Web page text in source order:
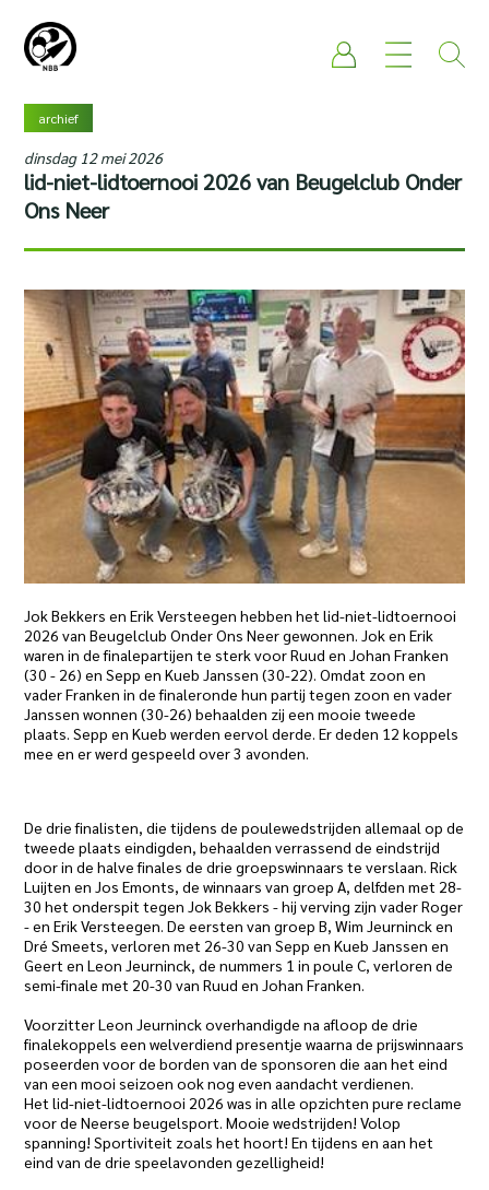
archief
dinsdag 12 mei 2026
lid-niet-lidtoernooi 2026 van Beugelclub Onder
Ons Neer
Jok Bekkers en Erik Versteegen hebben het lid-niet-lidtoernooi
2026 van Beugelclub Onder Ons Neer gewonnen. Jok en Erik
waren in de finalepartijen te sterk voor Ruud en Johan Franken
(30 - 26) en Sepp en Kueb Janssen (30-22). Omdat zoon en
vader Franken in de finaleronde hun partij tegen zoon en vader
Janssen wonnen (30-26) behaalden zij een mooie tweede
plaats. Sepp en Kueb werden eervol derde. Er deden 12 koppels
mee en er werd gespeeld over 3 avonden.
De drie finalisten, die tijdens de poulewedstrijden allemaal op de
tweede plaats eindigden, behaalden verrassend de eindstrijd
door in de halve finales de drie groepswinnaars te verslaan. Rick
Luijten en Jos Emonts, de winnaars van groep A, delfden met 28-
30 het onderspit tegen Jok Bekkers - hij verving zijn vader Roger
- en Erik Versteegen. De eersten van groep B, Wim Jeurninck en
Dré Smeets, verloren met 26-30 van Sepp en Kueb Janssen en
Geert en Leon Jeurninck, de nummers 1 in poule C, verloren de
semi-finale met 20-30 van Ruud en Johan Franken.
Voorzitter Leon Jeurninck overhandigde na afloop de drie
finalekoppels een welverdiend presentje waarna de prijswinnaars
poseerden voor de borden van de sponsoren die aan het eind
van een mooi seizoen ook nog even aandacht verdienen.
Het lid-niet-lidtoernooi 2026 was in alle opzichten pure reclame
voor de Neerse beugelsport. Mooie wedstrijden! Volop
spanning! Sportiviteit zoals het hoort! En tijdens en aan het
eind van de drie speelavonden gezelligheid!